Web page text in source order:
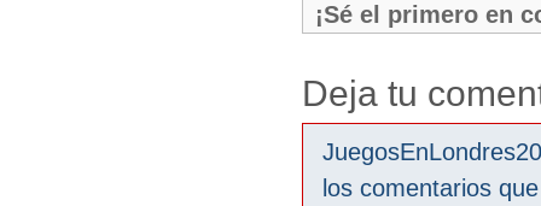
¡Sé el primero en
Deja tu
los comentarios